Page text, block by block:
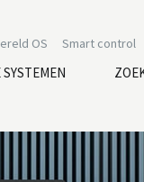
Smart control
OS